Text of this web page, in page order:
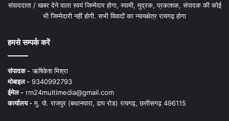
संवाददाता / खबर देने वाला स्वयं जिम्मेदार होगा, स्वामी, मुद्रक, प्रकाशक, संपादक की कोई
भी जिम्मेदारी नहीं होगी. सभी विवादों का न्यायक्षेत्र रायगढ़ होगा
हमसे सम्पर्क करें
संपादक -ऋषिकेश मिश्रा
मोबाइल - 9340992793
ईमेल - rm24multimedia@gmail.com
कार्यालय -मु. पो. राजपुर (बथानपारा, ढाप रोड) रायगढ़, छत्तीसगढ़ 496115